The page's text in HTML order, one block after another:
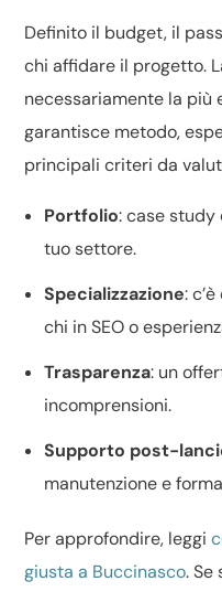
Definito il budget, il
chi affidare il progetto.
necessariamente la più
garantisce metodo,
principali criteri da
Portfolio: case
tuo settore.
Specializzazione:
chi in SEO o
Trasparenza: un
incomprensioni.
Supporto post-
manutenzione e
Per approfondire, leggi
giusta a Buccinasco.